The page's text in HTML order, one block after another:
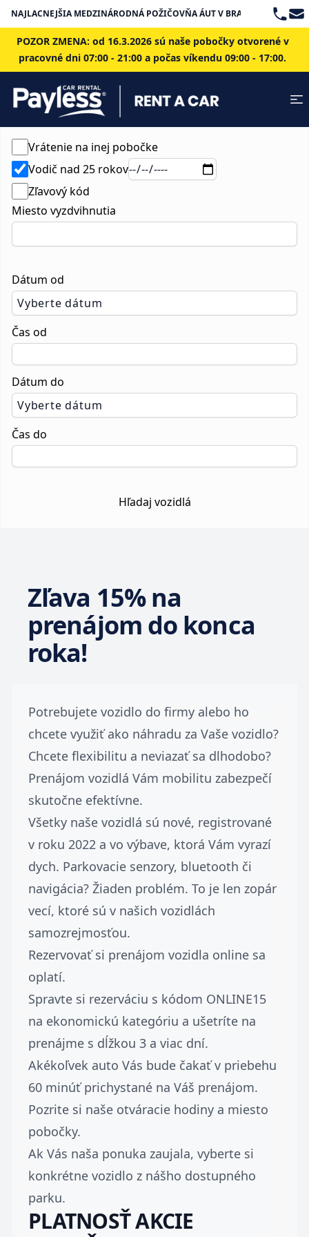
NAJLACNEJŠIA MEDZINÁRODNÁ POŽIČOVŇA ÁUT V BRATISLAVE
POZOR ZMENA: od 16.3.2026 sú naše pobočky otvorené v
pracovné dni 07:00 - 21:00 a počas víkendu 09:00 - 17:00.
Vrátenie na inej pobočke
Vodič nad 25 rokov
Zľavový kód
Miesto vyzdvihnutia
Dátum od
Vyberte dátum
Čas od
Dátum do
Vyberte dátum
Čas do
Hľadaj vozidlá
Zľava 15% na
prenájom do konca
roka!
Potrebujete vozidlo do firmy alebo ho
chcete využiť ako náhradu za Vaše vozidlo?
Chcete flexibilitu a neviazať sa dlhodobo?
Prenájom vozidlá Vám mobilitu zabezpečí
skutočne efektívne.
Všetky naše vozidlá sú nové, registrované
v roku 2022 a vo výbave, ktorá Vám vyrazí
dych. Parkovacie senzory, bluetooth či
navigácia? Žiaden problém. To je len zopár
vecí, ktoré sú v našich vozidlách
samozrejmosťou.
Rezervovať si prenájom vozidla online sa
oplatí.
Spravte si rezerváciu s kódom ONLINE15
na ekonomickú kategóriu a ušetríte na
prenájme s dĺžkou 3 a viac dní.
Akékoľvek auto Vás bude čakať v priebehu
60 minúť prichystané na Váš prenájom.
Pozrite si naše otváracie hodiny a miesto
pobočky.
Ak Vás naša ponuka zaujala, vyberte si
konkrétne vozidlo z nášho dostupného
parku.
PLATNOSŤ AKCIE